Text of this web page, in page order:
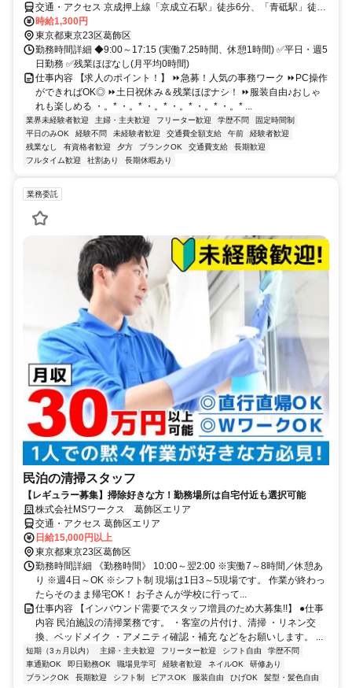
交通・アクセス 京成押上線「京成立石駅」徒歩6分、「青砥駅」徒歩
12分、「お花茶屋駅」徒歩17分
時給1,300円
東京都東京23区葛飾区
勤務時間詳細 ◆9:00～17:15 (実働7.25時間、休憩1時間) ✅平日・週5
日勤務 ✅残業ほぼなし(月平均0時間)
仕事内容 【求人のポイント！】 ⏩急募！人気の事務ワーク ⏩PC操作
ができればOK◎ ⏩土日祝休み＆残業ほぼナシ！ ⏩服装自由♪おしゃ
れも楽しめる ・。* ・。* ・。* ・。* ・。* ・。* ...
業界未経験者歓迎 主婦・主夫歓迎 フリーター歓迎 学歴不問
固定時間制
平日のみOK
経験不問 未経験者歓迎 交通費全額支給 午前
経験者歓迎
残業なし
有資格者歓迎 夕方 ブランクOK 交通費支給
長期歓迎
フルタイム歓迎
社割あり 長期休暇あり
業務委託
民泊の清掃スタッフ
【レギュラー募集】掃除好きな方！勤務場所は自宅付近も選択可能
株式会社MSワークス 葛飾区エリア
交通・アクセス 葛飾区エリア
日給15,000円以上
東京都東京23区葛飾区
勤務時間詳細 《勤務時間》 10:00～翌2:00 ※実働7～8時間／休憩あ
り ※週4日～OK ※シフト制 現場は1日3～5現場です。 作業が終わっ
たらそのまま帰宅OK！ お子さんが学校に行って...
仕事内容 【インバウンド需要でスタッフ増員のため大募集!!】 ●仕事
内容 民泊施設の清掃業務です。 ・客室の片付け、清掃 ・リネン交
換、ベッドメイク ・アメニティ確認・補充 などをお願いします。 ...
短期（3ヵ月以内） 主婦・主夫歓迎 フリーター歓迎 シフト自由
学歴不問
車通勤OK
即日勤務OK 職場見学可 経験者歓迎 ネイルOK
研修あり
ブランクOK
長期歓迎 シフト制 ピアスOK 服装自由 ひげOK 髪型・髪色自由